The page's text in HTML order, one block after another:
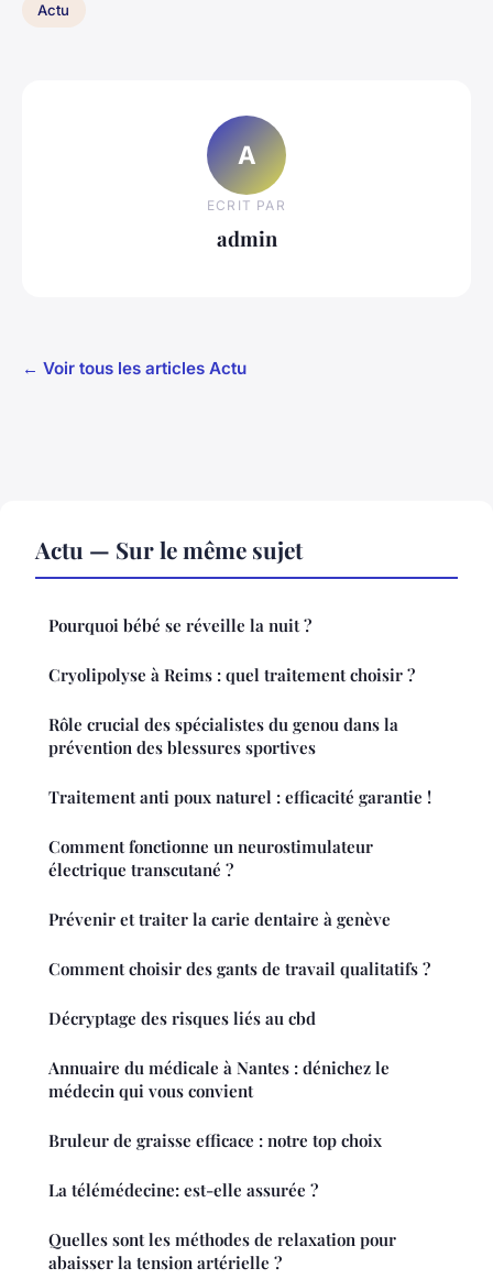
Actu
A
ECRIT PAR
admin
← Voir tous les articles Actu
Actu — Sur le même sujet
Pourquoi bébé se réveille la nuit ?
Cryolipolyse à Reims : quel traitement choisir ?
Rôle crucial des spécialistes du genou dans la
prévention des blessures sportives
Traitement anti poux naturel : efficacité garantie !
Comment fonctionne un neurostimulateur
électrique transcutané ?
Prévenir et traiter la carie dentaire à genève
Comment choisir des gants de travail qualitatifs ?
Décryptage des risques liés au cbd
Annuaire du médicale à Nantes : dénichez le
médecin qui vous convient
Bruleur de graisse efficace : notre top choix
La télémédecine: est-elle assurée ?
Quelles sont les méthodes de relaxation pour
abaisser la tension artérielle ?